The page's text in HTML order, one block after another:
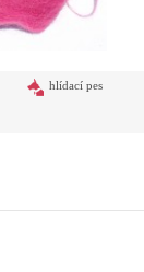
hlídací pes